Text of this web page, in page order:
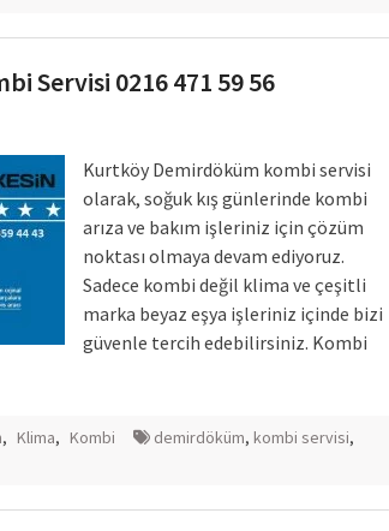
Servisi 0216 471 59 56
Kurtköy Demirdöküm kombi servisi
olarak, soğuk kış günlerinde kombi
arıza ve bakım işleriniz için çözüm
noktası olmaya devam ediyoruz.
Sadece kombi değil klima ve çeşitli
marka beyaz eşya işleriniz içinde bizi
güvenle tercih edebilirsiniz. Kombi
, Klima, Kombi demirdöküm, kombi servisi,